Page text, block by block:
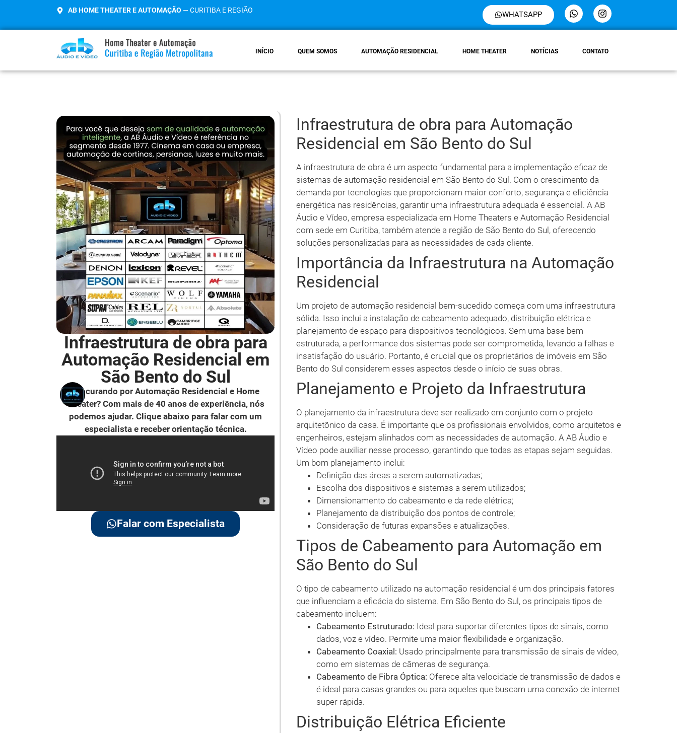
AB HOME THEATER E AUTOMAÇÃO — CURITIBA E REGIÃO WHATSAPP
INÍCIO QUEM SOMOS AUTOMAÇÃO RESIDENCIAL HOME THEATER NOTÍCIAS CONTATO
Infraestrutura de obra para
Automação Residencial em
São Bento do Sul
Procurando por Automação Residencial e Home
Theater? Com mais de 40 anos de experiência, nós
podemos ajudar. Clique abaixo para falar com um
especialista e receber orientação técnica.
Falar com Especialista
Infraestrutura de obra para Automação
Residencial em São Bento do Sul
A infraestrutura de obra é um aspecto fundamental para a implementação eficaz de
sistemas de automação residencial em São Bento do Sul. Com o crescimento da
demanda por tecnologias que proporcionam maior conforto, segurança e eficiência
energética nas residências, garantir uma infraestrutura adequada é essencial. A AB
Áudio e Vídeo, empresa especializada em Home Theaters e Automação Residencial
com sede em Curitiba, também atende a região de São Bento do Sul, oferecendo
soluções personalizadas para as necessidades de cada cliente.
Importância da Infraestrutura na Automação
Residencial
Um projeto de automação residencial bem-sucedido começa com uma infraestrutura
sólida. Isso inclui a instalação de cabeamento adequado, distribuição elétrica e
planejamento de espaço para dispositivos tecnológicos. Sem uma base bem
estruturada, a performance dos sistemas pode ser comprometida, levando a falhas e
insatisfação do usuário. Portanto, é crucial que os proprietários de imóveis em São
Bento do Sul considerem esses aspectos desde o início de suas obras.
Planejamento e Projeto da Infraestrutura
O planejamento da infraestrutura deve ser realizado em conjunto com o projeto
arquitetônico da casa. É importante que os profissionais envolvidos, como arquitetos e
engenheiros, estejam alinhados com as necessidades de automação. A AB Áudio e
Vídeo pode auxiliar nesse processo, garantindo que todas as etapas sejam seguidas.
Um bom planejamento inclui:
Definição das áreas a serem automatizadas;
Escolha dos dispositivos e sistemas a serem utilizados;
Dimensionamento do cabeamento e da rede elétrica;
Planejamento da distribuição dos pontos de controle;
Consideração de futuras expansões e atualizações.
Tipos de Cabeamento para Automação em
São Bento do Sul
O tipo de cabeamento utilizado na automação residencial é um dos principais fatores
que influenciam a eficácia do sistema. Em São Bento do Sul, os principais tipos de
cabeamento incluem:
Cabeamento Estruturado: Ideal para suportar diferentes tipos de sinais, como
dados, voz e vídeo. Permite uma maior flexibilidade e organização.
Cabeamento Coaxial: Usado principalmente para transmissão de sinais de vídeo,
como em sistemas de câmeras de segurança.
Cabeamento de Fibra Óptica: Oferece alta velocidade de transmissão de dados e
é ideal para casas grandes ou para aqueles que buscam uma conexão de internet
super rápida.
Distribuição Elétrica Eficiente